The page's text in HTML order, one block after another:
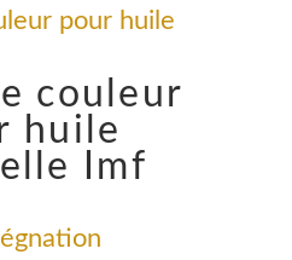
couleur
huile
Imf